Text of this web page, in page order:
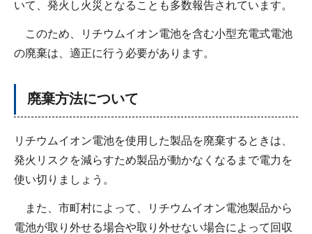
いて、発火し火災となることも多数報告されています。
このため、リチウムイオン電池を含む小型充電式電池
の廃棄は、適正に行う必要があります。
廃棄方法について
リチウムイオン電池を使用した製品を廃棄するときは、
発火リスクを減らすため製品が動かなくなるまで電力を
使い切りましょう。
また、市町村によって、リチウムイオン電池製品から
電池が取り外せる場合や取り外せない場合によって回収